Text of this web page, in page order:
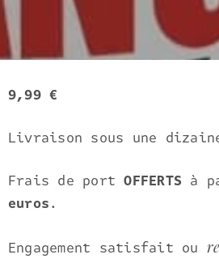
9,99 €
Livraison sous une
Frais de portOFFERTS à
euros.
Engagement satisfait ou